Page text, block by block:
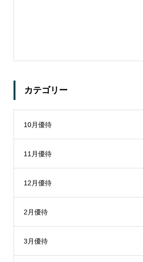
カテゴリー
10月優待
11月優待
12月優待
2月優待
3月優待